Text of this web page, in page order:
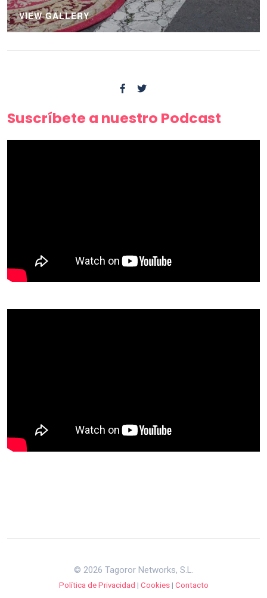
VIEW GALLERY
Suscríbete a nuestro Podcast
© 2026 Tagoror Networks, S.L.
Política de Privacidad | Cookies| Contacto